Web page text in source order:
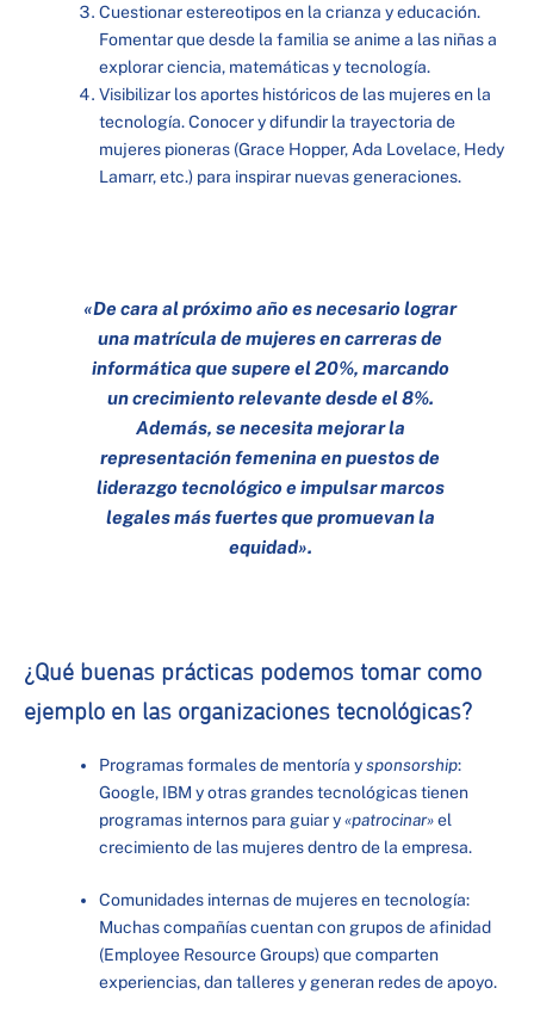
Cuestionar estereotipos en la crianza y educación.
Fomentar que desde la familia se anime a las niñas a
explorar ciencia, matemáticas y tecnología.
Visibilizar los aportes históricos de las mujeres en la
tecnología. Conocer y difundir la trayectoria de
mujeres pioneras (Grace Hopper, Ada Lovelace, Hedy
Lamarr, etc.) para inspirar nuevas generaciones.
«De cara al próximo año es necesario lograr
una matrícula de mujeres en carreras de
informática que supere el 20%, marcando
un crecimiento relevante desde el 8%.
Además, se necesita mejorar la
representación femenina en puestos de
liderazgo tecnológico e impulsar marcos
legales más fuertes que promuevan la
equidad».
¿Qué buenas prácticas podemos tomar como
ejemplo en las organizaciones tecnológicas?
Programas formales de mentoría ysponsorship:
Google, IBM y otras grandes tecnológicas tienen
programas internos para guiar y«patrocinar»el
crecimiento de las mujeres dentro de la empresa.
Comunidades internas de mujeres en tecnología:
Muchas compañías cuentan con grupos de afinidad
(Employee Resource Groups) que comparten
experiencias, dan talleres y generan redes de apoyo.